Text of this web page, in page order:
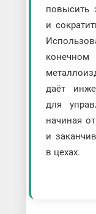
повысить
и
конечном
даёт
для
начиная
и
в цехах.